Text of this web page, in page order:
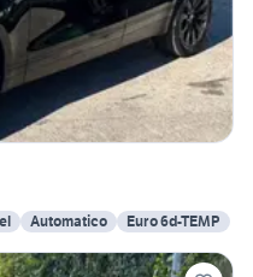
Automatico Euro 6d-TEMP